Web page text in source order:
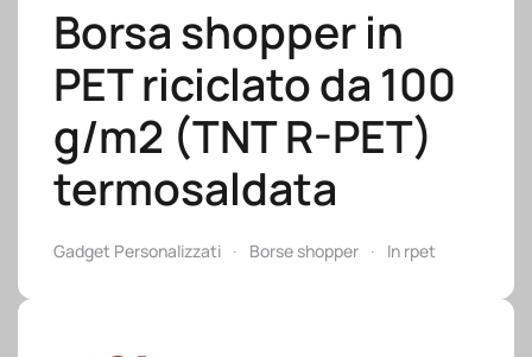
Borsa shopper in
PET riciclato da 100
g/m2 (TNT R-PET)
termosaldata
Gadget Personalizzati Borse shopper In rpet